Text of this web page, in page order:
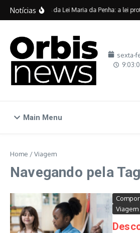
Ir para o conteúdo
Notícias
Vinte anos da Lei Maria da Penha: a lei
sexta-
Main Menu
Home /Viagem
Navegando pela
Viagem